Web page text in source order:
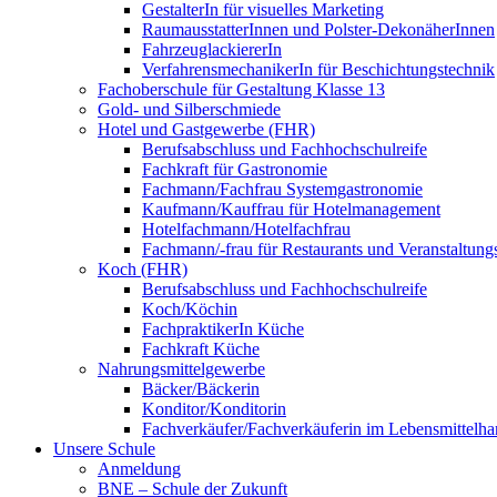
GestalterIn für visuelles Marketing
RaumausstatterInnen und Polster-DekonäherInnen
FahrzeuglackiererIn
VerfahrensmechanikerIn für Beschichtungstechnik
Fachoberschule für Gestaltung Klasse 13
Gold- und Silberschmiede
Hotel und Gastgewerbe (FHR)
Berufsabschluss und Fachhochschulreife
Fachkraft für Gastronomie
Fachmann/Fachfrau Systemgastronomie
Kaufmann/Kauffrau für Hotelmanagement
Hotelfachmann/Hotelfachfrau
Fachmann/-frau für Restaurants und
Koch (FHR)
Berufsabschluss und Fachhochschulreife
Koch/Köchin
FachpraktikerIn Küche
Fachkraft Küche
Nahrungsmittelgewerbe
Bäcker/Bäckerin
Konditor/Konditorin
Fachverkäufer/Fachverkäuferin im
Unsere Schule
Anmeldung
BNE – Schule der Zukunft